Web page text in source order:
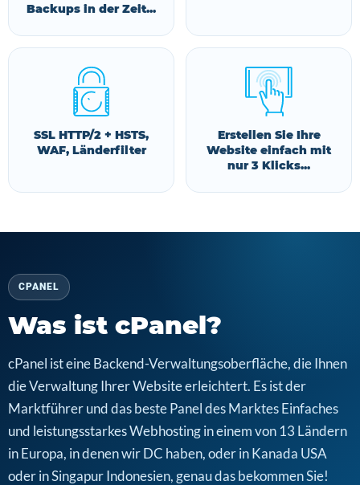
Backups in der Zeit...
SSL HTTP/2 + HSTS,
WAF, Länderfilter
Erstellen Sie Ihre
Website einfach mit
nur 3 Klicks...
CPANEL
Was ist cPanel?
cPanel ist eine Backend-Verwaltungsoberfläche, die Ihnen
die Verwaltung Ihrer Website erleichtert. Es ist der
Marktführer und das beste Panel des Marktes Einfaches
und leistungsstarkes Webhosting in einem von 13 Ländern
in Europa, in denen wir DC haben, oder in Kanada USA
oder in Singapur Indonesien, genau das bekommen Sie!